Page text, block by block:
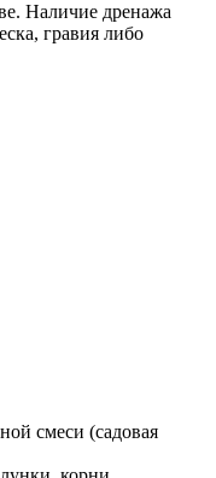
Наличие дренажа
гравия либо
смеси (садовая